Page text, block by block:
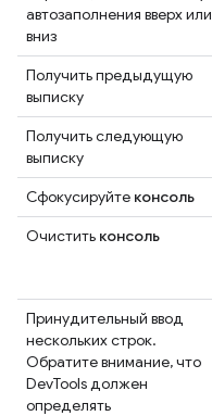
автозаполнения вверх или
вниз
Получить предыдущую
выписку
Получить следующую
выписку
Сфокусируйте консоль
Очистить консоль
Принудительный ввод
нескольких строк.
Обратите внимание, что
DevTools должен
определять